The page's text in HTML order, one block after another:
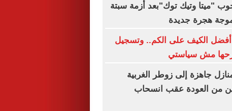
"ميتا وتيك توك"بعد أزمة سبتة
هجرة جديدة
الكيف على الكم.. وتسجيل
مش سياستي
جاهزة إلى زوطر الغربية
من العودة عقب انسحاب